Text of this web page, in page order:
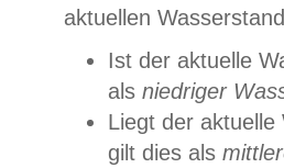
aktuellen
Ist der aktuelle
als niedriger
Liegt der
gilt dies als